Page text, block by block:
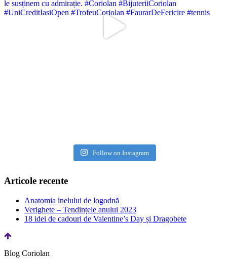
Follow on Instagram
Articole recente
Anatomia inelului de logodnă
Verighete – Tendințele anului 2023
18 idei de cadouri de Valentine’s Day și Dragobete
Blog Coriolan